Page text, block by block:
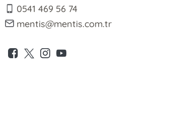
0541 469 56 74
mentis@mentis.com.tr